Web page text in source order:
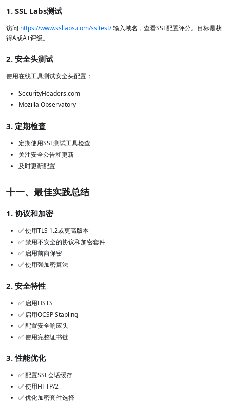
1. SSL Labs测试
访问 https://www.ssllabs.com/ssltest/输入域名，查看SSL配置评分。目标是获
得A或A+评级。
2. 安全头测试
使用在线工具测试安全头配置：
SecurityHeaders.com
Mozilla Observatory
3. 定期检查
定期使用SSL测试工具检查
关注安全公告和更新
及时更新配置
十一、最佳实践总结
1. 协议和加密
✅ 使用TLS 1.2或更高版本
✅ 禁用不安全的协议和加密套件
✅ 启用前向保密
✅ 使用强加密算法
2. 安全特性
✅ 启用HSTS
✅ 启用OCSP Stapling
✅ 配置安全响应头
✅ 使用完整证书链
3. 性能优化
✅ 配置SSL会话缓存
✅ 使用HTTP/2
✅ 优化加密套件选择